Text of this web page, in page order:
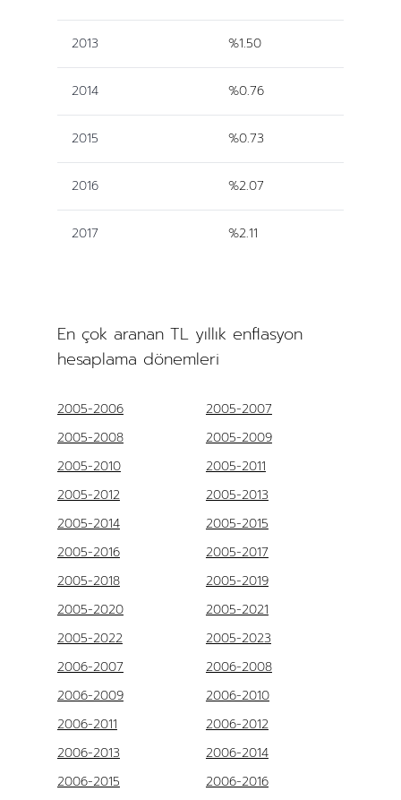
2013 %1.50
2014 %0.76
2015 %0.73
2016 %2.07
2017 %2.11
En çok aranan TL yıllık enflasyon
hesaplama dönemleri
2005-2006
2005-2007
2005-2008
2005-2009
2005-2010
2005-2011
2005-2012
2005-2013
2005-2014
2005-2015
2005-2016
2005-2017
2005-2018
2005-2019
2005-2020
2005-2021
2005-2022
2005-2023
2006-2007
2006-2008
2006-2009
2006-2010
2006-2011
2006-2012
2006-2013
2006-2014
2006-2015
2006-2016